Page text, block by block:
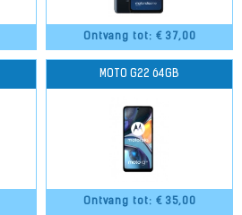
Ontvang tot: € 37,00
Ontvang tot: € 35,00
MOTO G22 64GB